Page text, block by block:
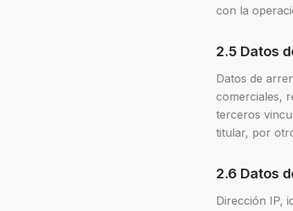
con la
2.5 Datos
Datos de
comerciales,
terceros
titular, por
2.6 Datos
Dirección IP,